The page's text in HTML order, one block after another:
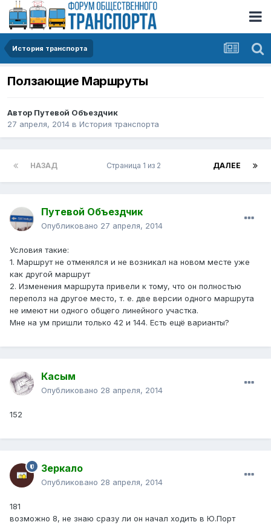
История транспорта
Ползающие Маршруты
Автор Путевой Объездчик
27 апреля, 2014 в История транспорта
НАЗАД ДАЛЕЕ
Страница 1 из 2
Путевой Объездчик
Опубликовано 27 апреля, 2014
Условия такие:
1. Маршрут не отменялся и не возникал на новом месте уже
как другой маршрут
2. Изменения маршрута привели к тому, что он полностью
переполз на другое место, т. е. две версии одного маршрута
не имеют ни одного общего линейного участка.
Мне на ум пришли только 42 и 144. Есть ещё варианты?
Касым
Опубликовано 28 апреля, 2014
152
Зеркало
Опубликовано 28 апреля, 2014
181
возможно 8, не знаю сразу ли он начал ходить в Ю.Порт